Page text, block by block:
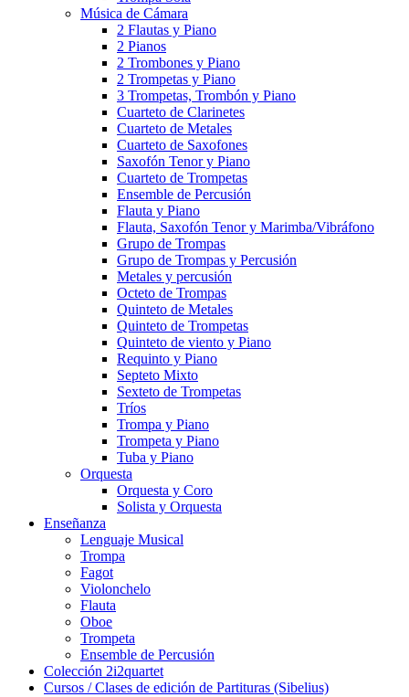
Música de Cámara
2 Flautas y Piano
2 Pianos
2 Trombones y Piano
2 Trompetas y Piano
3 Trompetas, Trombón y Piano
Cuarteto de Clarinetes
Cuarteto de Metales
Cuarteto de Saxofones
Saxofón Tenor y Piano
Cuarteto de Trompetas
Ensemble de Percusión
Flauta y Piano
Flauta, Saxofón Tenor y Marimba/Vibráfono
Grupo de Trompas
Grupo de Trompas y Percusión
Metales y percusión
Octeto de Trompas
Quinteto de Metales
Quinteto de Trompetas
Quinteto de viento y Piano
Requinto y Piano
Septeto Mixto
Sexteto de Trompetas
Tríos
Trompa y Piano
Trompeta y Piano
Tuba y Piano
Orquesta
Orquesta y Coro
Solista y Orquesta
Enseñanza
Lenguaje Musical
Trompa
Fagot
Violonchelo
Flauta
Oboe
Trompeta
Ensemble de Percusión
Colección 2i2quartet
Cursos / Clases de edición de Partituras (Sibelius)